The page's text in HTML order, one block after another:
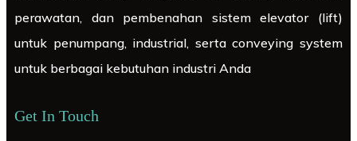
perawatan, dan pembenahan sistem elevator (lift)
untuk penumpang, industrial, serta conveying system
untuk berbagai kebutuhan industri Anda
Get In Touch